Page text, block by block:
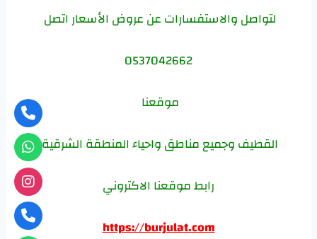
لتواصل والاستفسارات عن عروض الأسعار اتصل
0537042662
موقعنا
القطيف وجميع مناطق واحياء المنطقة الشرقية.
رابط موقعنا الاكتروني
https://burjulat.com